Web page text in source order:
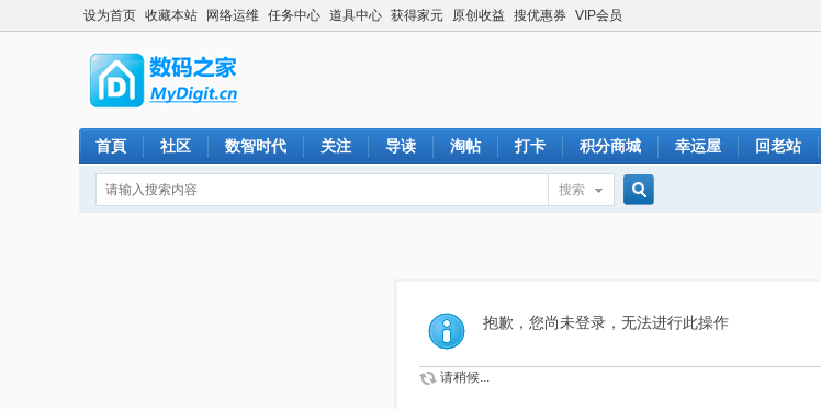
设为首页 收藏本站 网络运维 任务中心 道具中心 获得家元 原创收益 搜优惠券 VIP会员
首頁 社区 数智时代 关注 导读 淘帖 打卡 积分商城 幸运屋 回老站
搜索
索
抱歉，您尚未登录，无法进行此操作
请稍候...